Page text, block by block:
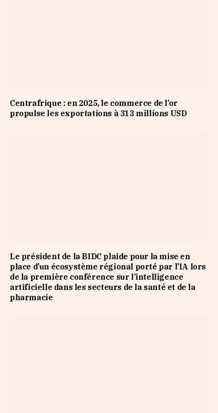
Centrafrique : en 2025, le commerce de l’or
propulse les exportations à 313 millions USD
Le président de la BIDC plaide pour la mise en
place d’un écosystème régional porté par l’IA lors
de la première conférence sur l’intelligence
artificielle dans les secteurs de la santé et de la
pharmacie